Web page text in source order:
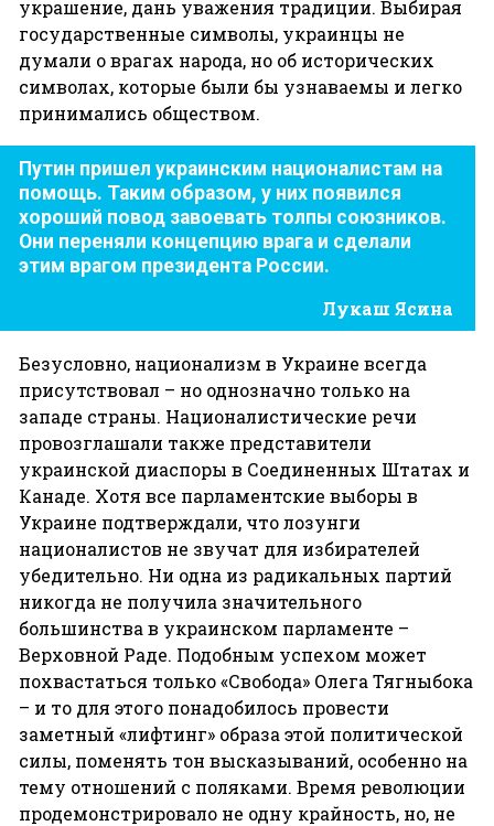
украшение, дань уважения традиции. Выбирая
государственные символы, украинцы не
думали о врагах народа, но об исторических
символах, которые были бы узнаваемы и легко
принимались обществом.
Путин пришел украинским националистам на
помощь. Таким образом, у них появился
хороший повод завоевать толпы союзников.
Они переняли концепцию врага и сделали
этим врагом президента России.
Лукаш Ясина
Безусловно, национализм в Украине всегда
присутствовал – но однозначно только на
западе страны. Националистические речи
провозглашали также представители
украинской диаспоры в Соединенных Штатах и
Канаде. Хотя все парламентские выборы в
Украине подтверждали, что лозунги
националистов не звучат для избирателей
убедительно. Ни одна из радикальных партий
никогда не получила значительного
большинства в украинском парламенте –
Верховной Раде. Подобным успехом может
похвастаться только «Свобода» Олега Тягныбока
– и то для этого понадобилось провести
заметный «лифтинг» образа этой политической
силы, поменять тон высказываний, особенно на
тему отношений с поляками. Время революции
продемонстрировало не одну крайность, но, не